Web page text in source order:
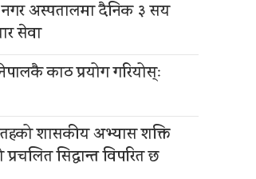
अस्पतालमा दैनिक ३ सय
सेवा
काठ प्रयोग गरियोस्ः
तहको शासकीय अभ्यास शक्ति
सिद्धान्त विपरित छ